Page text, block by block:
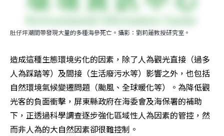
肚仔坪潮間帶發現大量的多種海參死亡。攝影：劉莉蓮教授研究室。
造成這種生態環境劣化的因素，除了人為觀光直接（過多
人為踩踏等）及間接（生活廢污水等）影響之外，也包括
自然環境氣候變遷問題（颱風、全球暖化等）。為降低觀
光客的負面衝擊，屏東縣政府在海委會及海保署的補助
下，正透過科學調查逐步強化區域性人為因素的管控，然
而非人為的大自然因素卻很難控制。